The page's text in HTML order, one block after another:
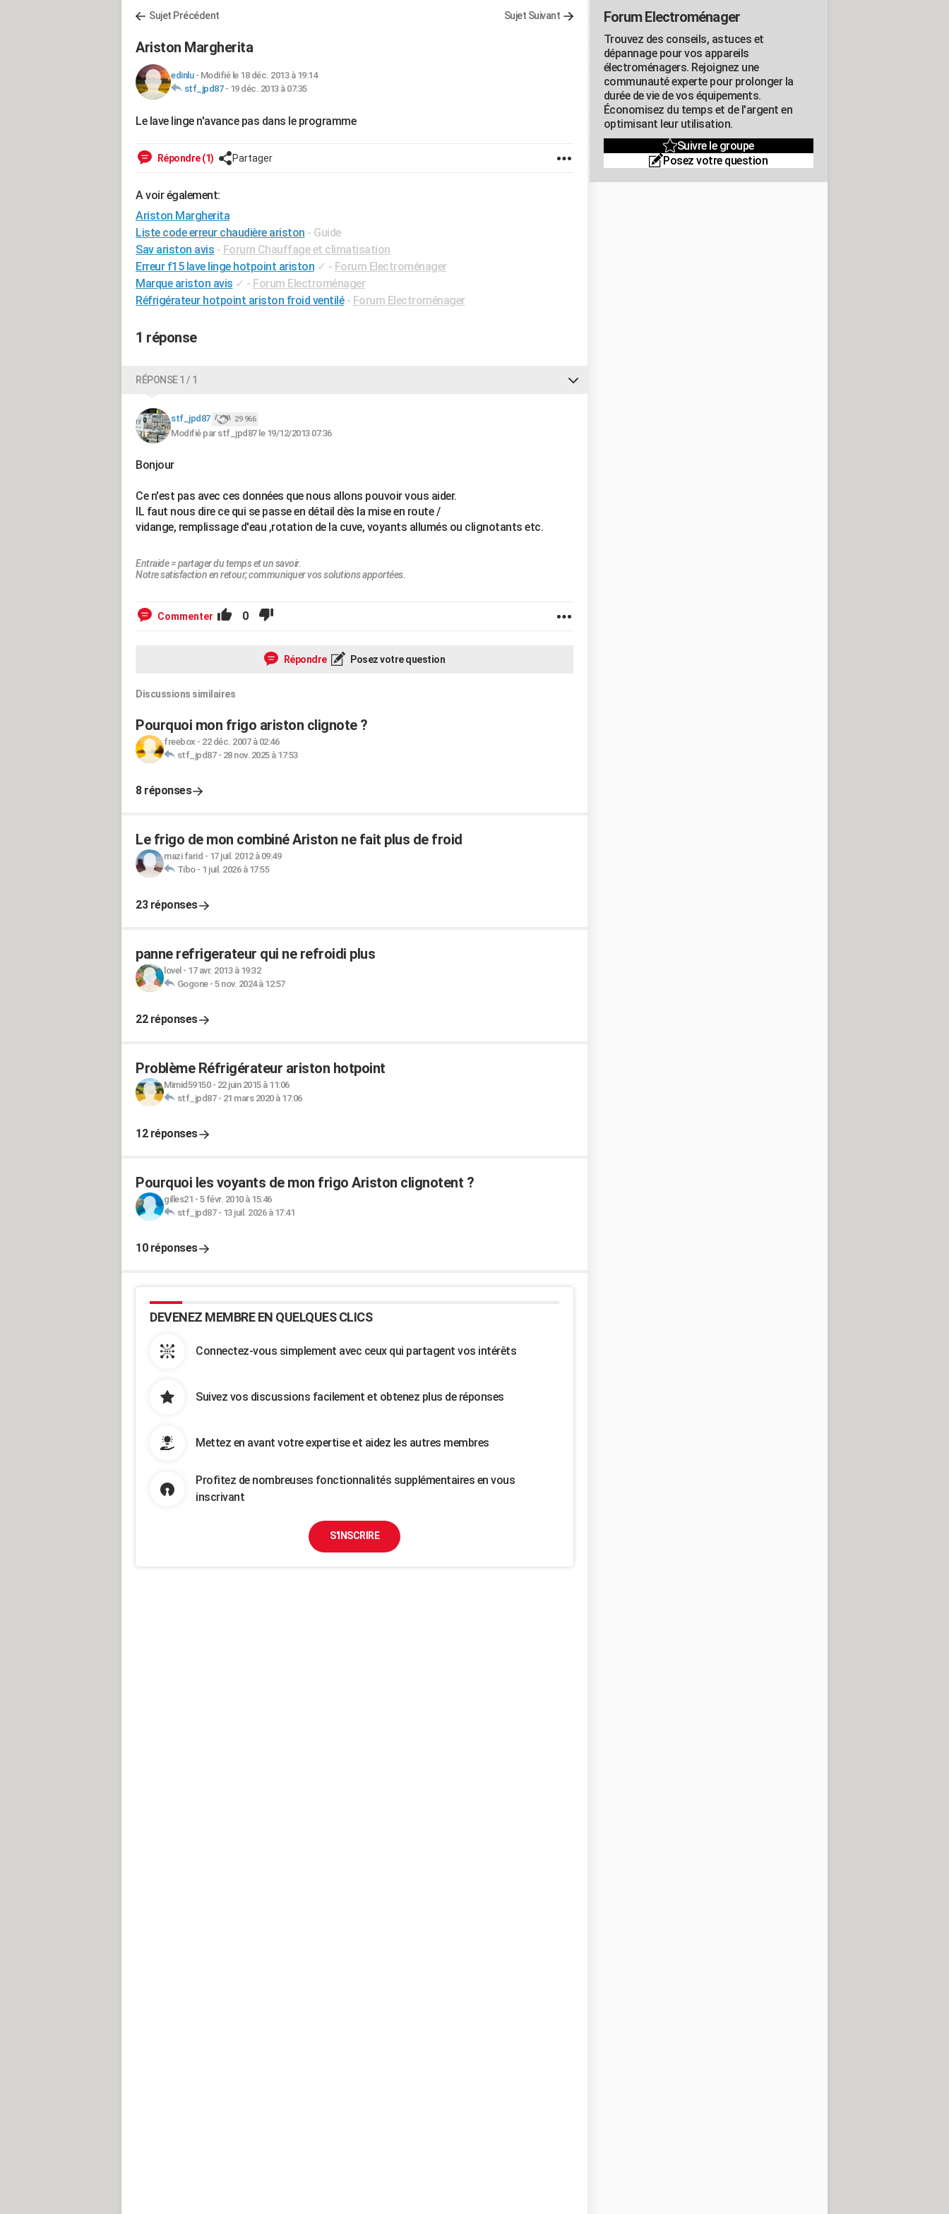
Sujet Précédent Sujet Suivant
Ariston Margherita
edinlu- Modifié le 18 déc. 2013 à 19:14
stf_jpd87- 19 déc. 2013 à 07:35
Le lave linge n'avance pas dans le programme
Répondre (1) Partager
A voir également:
Ariston Margherita
Liste code erreur chaudière ariston - Guide
Sav ariston avis - Forum Chauffage et climatisation
Erreur f15 lave linge hotpoint ariston ✓ - Forum Electroménager
Marque ariston avis ✓ - Forum Electroménager
Réfrigérateur hotpoint ariston froid ventilé - Forum Electroménager
1 réponse
RÉPONSE 1 / 1
stf_jpd87 29 966
Modifié par stf_jpd87 le 19/12/2013 07:36
Bonjour
Ce n'est pas avec ces données que nous allons pouvoir vous aider.
IL faut nous dire ce qui se passe en détail dès la mise en route /
vidange, remplissage d'eau ,rotation de la cuve, voyants allumés ou clignotants etc.
Entraide = partager du temps et un savoir.
Notre satisfaction en retour; communiquer vos solutions apportées.
Commenter 0
Répondre Posez votre question
Discussions similaires
Pourquoi mon frigo ariston clignote ?
freebox - 22 déc. 2007 à 02:46
stf_jpd87- 28 nov. 2025 à 17:53
8 réponses
Le frigo de mon combiné Ariston ne fait plus de froid
mazi farid - 17 juil. 2012 à 09:49
Tibo- 1 juil. 2026 à 17:55
23 réponses
panne refrigerateur qui ne refroidi plus
lovel - 17 avr. 2013 à 19:32
Gogone- 5 nov. 2024 à 12:57
22 réponses
Problème Réfrigérateur ariston hotpoint
Mimid59150- 22 juin 2015 à 11:06
stf_jpd87- 21 mars 2020 à 17:06
12 réponses
Pourquoi les voyants de mon frigo Ariston clignotent ?
gilles21 - 5 févr. 2010 à 15:46
stf_jpd87- 13 juil. 2026 à 17:41
10 réponses
DEVENEZ MEMBRE EN QUELQUES CLICS
Connectez-vous simplement avec ceux qui partagent vos intérêts
Suivez vos discussions facilement et obtenez plus de réponses
Mettez en avant votre expertise et aidez les autres membres
Profitez de nombreuses fonctionnalités supplémentaires en vous
inscrivant
S'INSCRIRE
Forum Electroménager
Trouvez des conseils, astuces et
dépannage pour vos appareils
électroménagers. Rejoignez une
communauté experte pour prolonger la
durée de vie de vos équipements.
Économisez du temps et de l'argent en
optimisant leur utilisation.
Suivre le groupe
Posez votre question